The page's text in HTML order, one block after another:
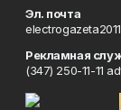
Эл. почта
Рекламная
(347) 250-11-11